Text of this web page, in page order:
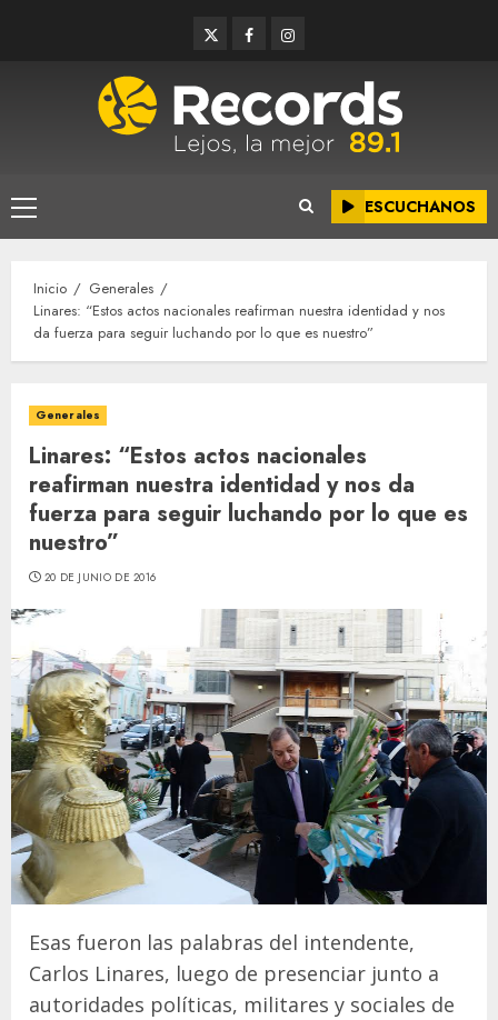
TwitterFacebookInstagram
Menú
principal
ESCUCHANOS
Inicio
Generales
Linares: “Estos actos nacionales reafirman nuestra identidad y nos
da fuerza para seguir luchando por lo que es nuestro”
Generales
Linares: “Estos actos nacionales
reafirman nuestra identidad y nos da
fuerza para seguir luchando por lo que es
nuestro”
20 DE JUNIO DE 2016
Esas fueron las palabras del intendente,
Carlos Linares, luego de presenciar junto a
autoridades políticas, militares y sociales de